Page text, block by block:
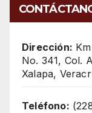
Dirección:
No. 341, Col.
Xalapa,
Teléfono: